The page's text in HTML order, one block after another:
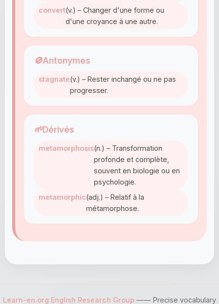
convert(v.) – Changer d'une forme ou
d'une croyance à une autre.
🚫Antonymes
stagnate(v.) – Rester inchangé ou ne pas
progresser.
🌱Dérivés
metamorphosis(n.) – Transformation
profonde et complète,
souvent en biologie ou en
psychologie.
metamorphic(adj.) – Relatif à la
métamorphose.
Learn-en.org English Research Group —— Precise vocabulary